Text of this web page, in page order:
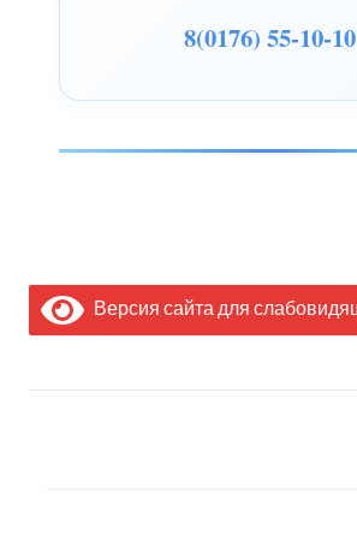
8(0176) 55-10-10
Версия сайта для